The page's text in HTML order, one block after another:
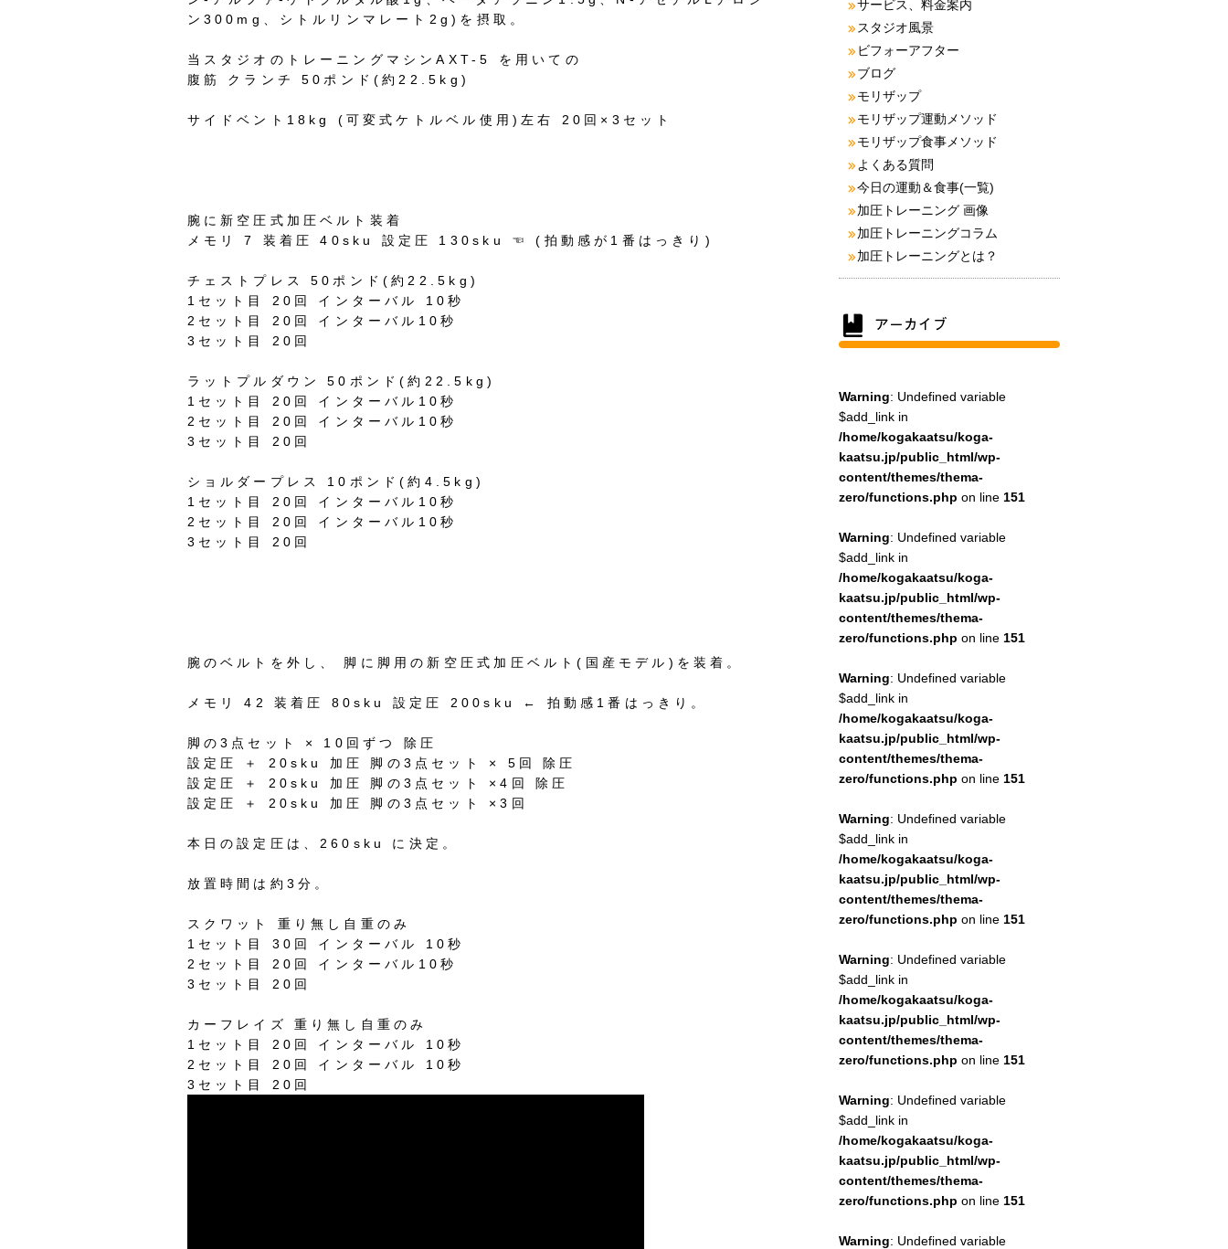
ン300mg、シトルリンマレート2g)を摂取。
当スタジオのトレーニングマシンAXT-5 を用いての
腹筋 クランチ 50ポンド(約22.5kg)
サイドベント18kg (可変式ケトルベル使用)左右 20回×3セット
腕に新空圧式加圧ベルト装着
メモリ 7 装着圧 40sku 設定圧 130sku ☜ (拍動感が1番はっきり)
チェストプレス 50ポンド(約22.5kg)
1セット目 20回 インターバル 10秒
2セット目 20回 インターバル10秒
3セット目 20回
ラットプルダウン 50ポンド(約22.5kg)
1セット目 20回 インターバル10秒
2セット目 20回 インターバル10秒
3セット目 20回
ショルダープレス 10ポンド(約4.5kg)
1セット目 20回 インターバル10秒
2セット目 20回 インターバル10秒
3セット目 20回
腕のベルトを外し、 脚に脚用の新空圧式加圧ベルト(国産モデル)を装着。
メモリ 42 装着圧 80sku 設定圧 200sku ← 拍動感1番はっきり。
脚の3点セット × 10回ずつ 除圧
設定圧 ＋ 20sku 加圧 脚の3点セット × 5回 除圧
設定圧 ＋ 20sku 加圧 脚の3点セット ×4回 除圧
設定圧 ＋ 20sku 加圧 脚の3点セット ×3回
本日の設定圧は、260sku に決定。
放置時間は約3分。
スクワット 重り無し自重のみ
1セット目 30回 インターバル 10秒
2セット目 20回 インターバル10秒
3セット目 20回
カーフレイズ 重り無し自重のみ
1セット目 20回 インターバル 10秒
2セット目 20回 インターバル 10秒
3セット目 20回
サービス、料金案内
スタジオ風景
ビフォーアフター
ブログ
モリザップ
モリザップ運動メソッド
モリザップ食事メソッド
よくある質問
今日の運動＆食事(一覧)
加圧トレーニング 画像
加圧トレーニングコラム
加圧トレーニングとは？
Warning: Undefined variable
$add_link in
/home/kogakaatsu/koga-
kaatsu.jp/public_html/wp-
content/themes/thema-
zero/functions.php on line 151
Warning: Undefined variable
$add_link in
/home/kogakaatsu/koga-
kaatsu.jp/public_html/wp-
content/themes/thema-
zero/functions.php on line 151
Warning: Undefined variable
$add_link in
/home/kogakaatsu/koga-
kaatsu.jp/public_html/wp-
content/themes/thema-
zero/functions.php on line 151
Warning: Undefined variable
$add_link in
/home/kogakaatsu/koga-
kaatsu.jp/public_html/wp-
content/themes/thema-
zero/functions.php on line 151
Warning: Undefined variable
$add_link in
/home/kogakaatsu/koga-
kaatsu.jp/public_html/wp-
content/themes/thema-
zero/functions.php on line 151
Warning: Undefined variable
$add_link in
/home/kogakaatsu/koga-
kaatsu.jp/public_html/wp-
content/themes/thema-
zero/functions.php on line 151
Warning: Undefined variable